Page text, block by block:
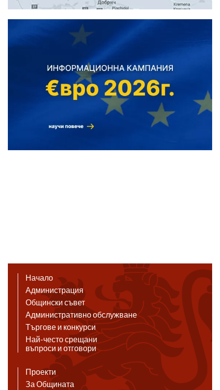
Начало
Администрация
Общински съвет
Административно обслужване
Търгове и конкурси
Най-често срещани
въпроси и отговори
Проекти
За Общината